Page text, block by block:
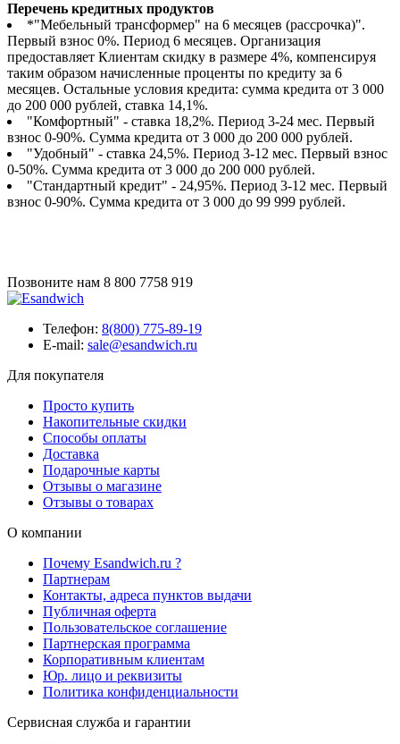
Перечень кредитных продуктов
*"Мебельный трансформер" на 6 месяцев (рассрочка)".
Первый взнос 0%. Период 6 месяцев. Организация
предоставляет Клиентам скидку в размере 4%, компенсируя
таким образом начисленные проценты по кредиту за 6
месяцев. Остальные условия кредита: сумма кредита от 3 000
до 200 000 рублей, ставка 14,1%.
"Комфортный" - ставка 18,2%. Период 3-24 мес. Первый
взнос 0-90%. Сумма кредита от 3 000 до 200 000 рублей.
"Удобный" - ставка 24,5%. Период 3-12 мес. Первый взнос
0-50%. Сумма кредита от 3 000 до 200 000 рублей.
"Стандартный кредит" - 24,95%. Период 3-12 мес. Первый
взнос 0-90%. Сумма кредита от 3 000 до 99 999 рублей.
Позвоните нам 8 800 7758 919
Телефон: 8(800) 775-89-19
E-mail: sale@esandwich.ru
Для покупателя
Просто купить
Накопительные скидки
Способы оплаты
Доставка
Подарочные карты
Отзывы о магазине
Отзывы о товарах
О компании
Почему Esandwich.ru ?
Партнерам
Контакты, адреса пунктов выдачи
Публичная оферта
Пользовательское соглашение
Партнерская программа
Корпоративным клиентам
Юр. лицо и реквизиты
Политика конфиденциальности
Сервисная служба и гарантии